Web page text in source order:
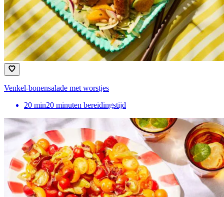
Venkel-bonensalade met worstjes
20 min20 minuten bereidingstijd